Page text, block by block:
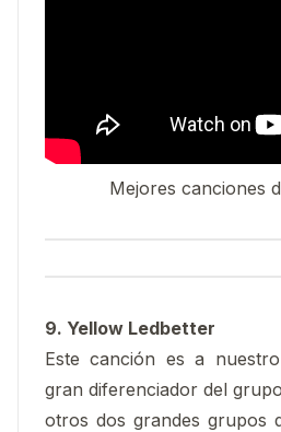
Mejores canciones
9. Yellow Ledbetter
Este canción es a
gran diferenciador del
otros dos grandes grupos